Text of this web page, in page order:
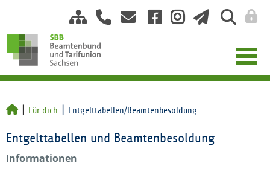
Für dich Entgelttabellen/Beamtenbesoldung
Entgelttabellen und Beamtenbesoldung
Informationen